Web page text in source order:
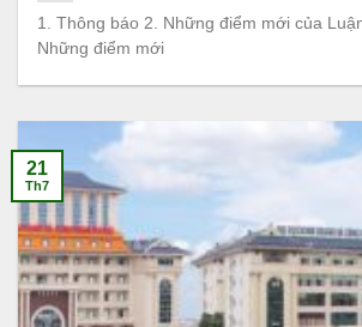
1. Thông báo 2. Những điểm mới của
Những điểm mới
21
Th7